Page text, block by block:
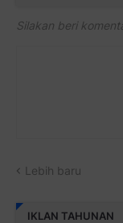
Silakan beri
Lebih baru
IKLAN TAHUNAN